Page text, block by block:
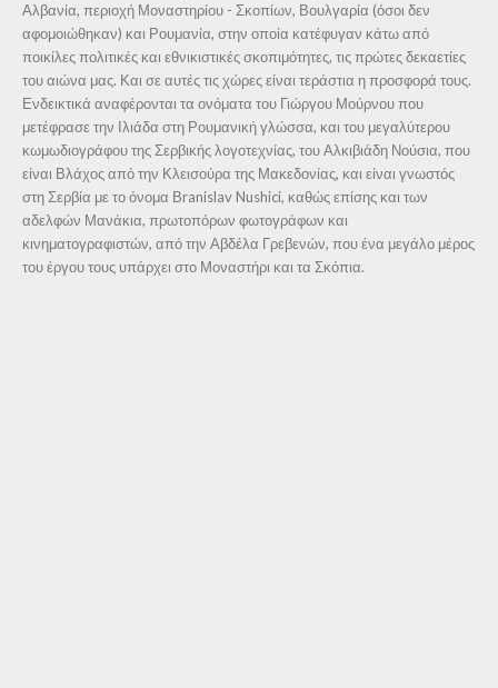
Αλβανία, περιοχή Μοναστηρίου - Σκοπίων, Βουλγαρία (όσοι δεν
αφομοιώθηκαν) και Ρουμανία, στην οποία κατέφυγαν κάτω από
ποικίλες πολιτικές και εθνικιστικές σκοπιμότητες, τις πρώτες δεκαετίες
του αιώνα μας. Και σε αυτές τις χώρες είναι τεράστια η προσφορά τους.
Ενδεικτικά αναφέρονται τα ονόματα του Γιώργου Μούρνου που
μετέφρασε την Ιλιάδα στη Ρουμανική γλώσσα, και του μεγαλύτερου
κωμωδιογράφου της Σερβικής λογοτεχνίας, του Αλκιβιάδη Νούσια, που
είναι Βλάχος από την Κλεισούρα της Μακεδονίας, και είναι γνωστός
στη Σερβία με το όνομα Βranislav Nushici, καθώς επίσης και των
αδελφών Μανάκια, πρωτοπόρων φωτογράφων και
κινηματογραφιστών, από την Αβδέλα Γρεβενών, που ένα μεγάλο μέρος
του έργου τους υπάρχει στο Μοναστήρι και τα Σκόπια.